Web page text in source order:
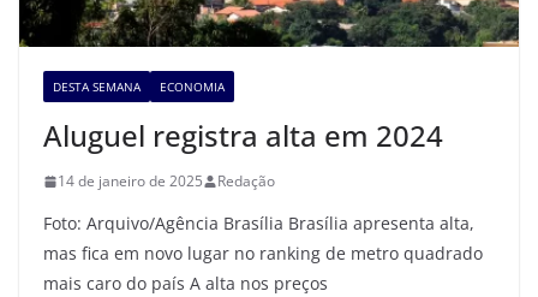
DESTA SEMANA ECONOMIA
Aluguel registra alta em 2024
14 de janeiro de 2025 Redação
Foto: Arquivo/Agência Brasília Brasília apresenta alta,
mas fica em novo lugar no ranking de metro quadrado
mais caro do país A alta nos preços